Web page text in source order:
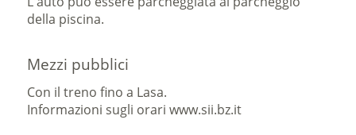
della piscina.
Mezzi pubblici
Con il treno fino a Lasa.
Informazioni sugli orari www.sii.bz.it